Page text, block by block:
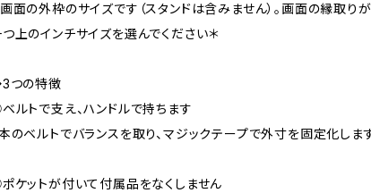
面の外枠のサイズです（スタンドは含みません）。画面の縁取り
上のインチサイズを選んでください＊
つの特徴
ルトで支え、ハンドルで持ちます
のベルトでバランスを取り、マジックテープで外寸を固定化しま
ケットが付いて付属品をなくしません